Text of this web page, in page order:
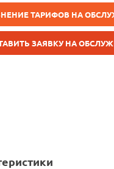
ТАРИФОВ НА
ЗАЯВКУ НА